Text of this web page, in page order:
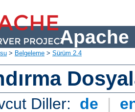
Apache
> Belgeleme > Sürüm 2.4
Diller: de |